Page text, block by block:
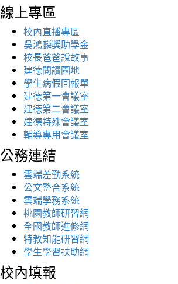
線上專區
校內直播專區
吳鴻麟獎助學金
校長爸爸說故事
建德閱讀園地
學生病假回報單
建德第一會議室
建德第二會議室
建德特殊會議室
輔導專用會議室
公務連結
雲端差勤系統
公文整合系統
雲端學務系統
桃園教師研習網
全國教師進修網
特教知能研習網
學生學習扶助網
校內填報